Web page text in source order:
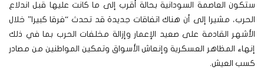
ستكون العاصمة السودانية بحالة أقرب إلى ما كانت عليها قبل اندلاع
الحرب، مشيرا إلى أن هناك اتفاقات جديدة قد تحدث “فرقا كبيرا” خلال
الأشهر القادمة على صعيد الإعمار وإزالة مخلفات الحرب بما في ذلك
إنهاء المظاهر العسكرية وإنعاش الأسواق وتمكين المواطنين من مصادر
كسب العيش.